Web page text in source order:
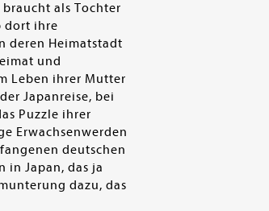
als Tochter
dort ihre
deren Heimatstadt
und
Leben ihrer Mutter
Japanreise, bei
Puzzle ihrer
Erwachsenwerden
deutschen
in Japan, das ja
dazu, das